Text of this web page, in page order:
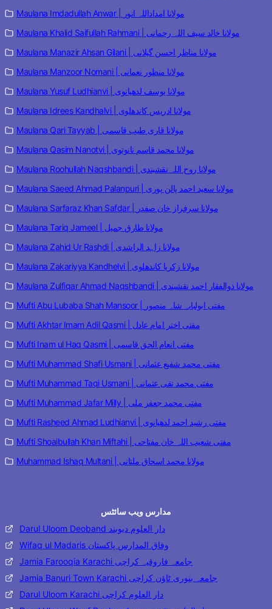
Maulana Imdadullah Anwar | مولانا امداداللہ انور
Maulana Khalid Saifullah Rahmani | مولانا خالد سیف اللہ رحمانی
Maulana Manazir Ahsan Gilani | مولانا مناظر احسن گیلانی
Maulana Manzoor Nomani | مولانا منظور نعمانی
Maulana Yusuf Ludhianvi | مولانا یوسف لدھیانوی
Maulana Idrees Kandhalvi | مولانا ادریس کاندھلوی
Maulana Qari Tayyab | مولانا قاری طیب قاسمی
Maulana Qasim Nanotvi | مولانا محمد قاسم نانوتوی
Maulana Roohullah Naqshbandi | مولانا روح اللہ نقشبندی
Maulana Saeed Ahmad Palanpuri | مولانا سعید احمد پالن پوری
Maulana Sarfaraz Khan Safdar | مولانا سرفراز خان صفدر
Maulana Tariq Jameel | مولانا طارق جمیل
Maulana Zahid Ur Rashdi | مولانا زاہد الراشدی
Maulana Zakariyya Kandhelvi | مولانا زکریا کاندھلوی
Maulana Zulfiqar Ahmad Naqshbandi | مولانا ذوالفقار احمد نقشبندی
Mufti Abu Lubaba Shah Mansoor | مفتی ابولبابہ شاہ منصور
Mufti Akhtar Imam Adil Qasmi | مفتی اختر امام عادل
Mufti Inam ul Haq Qasmi | مفتی انعام الحق قاسمی
Mufti Muhammad Shafi Usmani | مفتی محمد شفیع عثمانی
Mufti Muhammad Taqi Usmani | مفتی محمد تقی عثمانی
Mufti Muhammad Jafar Milly | مفتی محمد جعفر ملی
Mufti Rasheed Ahmad Ludhianvi | مفتی رشید احمد لدھیانوی
Mufti Shoaibullah Khan Miftahi | مفتی شعیب اللہ خان مفتاحی
Muhammad Ishaq Multani | مولانا محمد اسحاق ملتانی
مدارس ویب سائٹس
Darul Uloom Deoband دار العلوم دیوبند
Wifaq ul Madaris وفاق المدارس پاکستان
Jamia Farooqia Karachi جامعہ فاروقیہ کراچی
Jamia Banuri Town Karachi جامعہ بنوری ٹاؤن کراچی
Darul Uloom Karachi دار العلوم کراچی